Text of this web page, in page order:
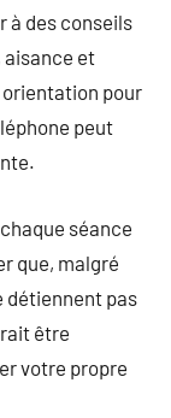
à des conseils
et
pour
peut
séance
que, malgré
détiennent pas
être
votre propre